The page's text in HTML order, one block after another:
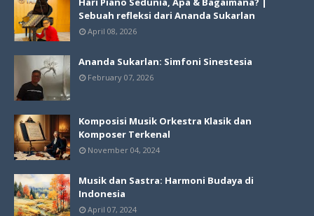
Sebuah refleksi dari Ananda Sukarlan
April 08, 2026
Ananda Sukarlan: Simfoni Sinestesia
February 07, 2026
Komposisi Musik Orkestra Klasik dan
Komposer Terkenal
November 04, 2024
Musik dan Sastra: Harmoni Budaya di
Indonesia
April 07, 2024